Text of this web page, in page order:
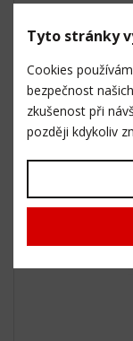
Produkt není
22 306,- Kč bez
bruska
Tyto stránky
Cookies
bezpečnost
zkušenost při
později kdykoliv